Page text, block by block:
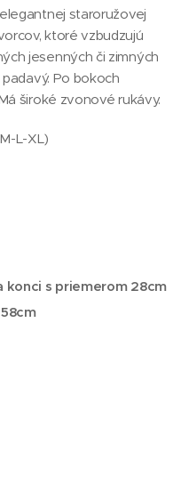
staroružovej
ktoré vzbudzujú
jesenných či zimných
Po bokoch
široké zvonové rukávy.
L-XL)
konci s priemerom 28cm